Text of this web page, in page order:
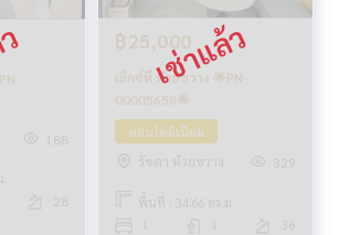
188
28
฿25,000
เอ็กซ์ที ห้วยขวาง 🌟PN-
00005658🌟
คอนโดมิเนียม
รัชดา ห้วยขวาง
329
พื้นที่ : 34.66 ตร.ม.
1 1 36